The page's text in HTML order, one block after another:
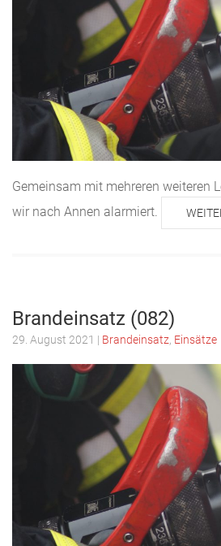
Gemeinsam mit mehreren weiteren
wir nach Annen alarmiert.
Brandeinsatz (082)
29. August 2021 | Brandeinsatz, Einsätze